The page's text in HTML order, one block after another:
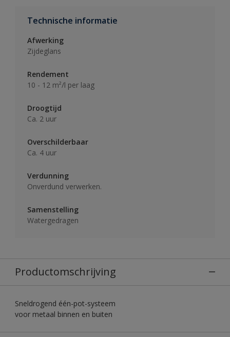
Technische informatie
Afwerking
Zijdeglans
Rendement
10 - 12 m²/l per laag
Droogtijd
Ca. 2 uur
Overschilderbaar
Ca. 4 uur
Verdunning
Onverdund verwerken.
Samenstelling
Watergedragen
Productomschrijving
Sneldrogend één-pot-systeem
voor metaal binnen en buiten